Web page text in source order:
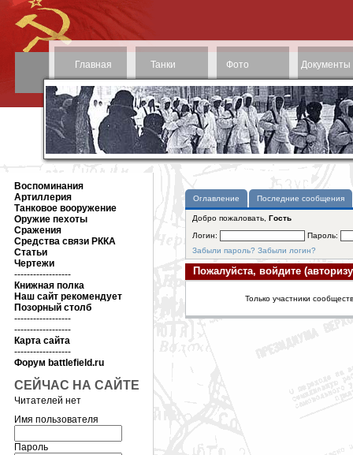
Главная Танки Фото Документы
Воспоминания
Артиллерия
Танковое вооружение
Оружие пехоты
Сражения
Средства связи РККА
Статьи
Чертежи
------------------
Книжная полка
Наш сайт рекомендует
Позорный столб
------------------
------------------
Карта сайта
------------------
Форум battlefield.ru
СЕЙЧАС НА САЙТЕ
Читателей нет
Имя пользователя
Пароль
Оглавление Последние сообщения
Добро пожаловать, Гость
Логин:
Пароль:
Забыли пароль? Забыли логин?
Пожалуйста, войдите
Только участники